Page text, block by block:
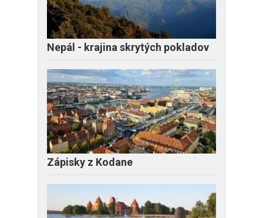
Nepál - krajina skrytých pokladov
Zápisky z Kodane